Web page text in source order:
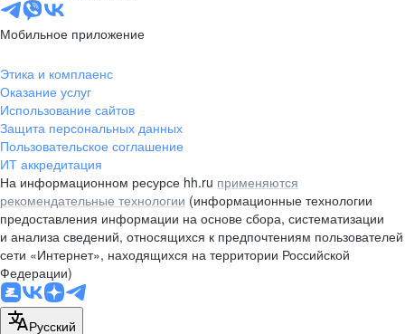
Мобильное приложение
Этика и комплаенс
Оказание услуг
Использование сайтов
Защита персональных данных
Пользовательское соглашение
ИТ аккредитация
На информационном ресурсе hh.ru применяются
рекомендательные технологии (информационные технологии
предоставления информации на основе сбора, систематизации
и анализа сведений, относящихся к предпочтениям пользователей
сети «Интернет», находящихся на территории Российской
Федерации)
Русский